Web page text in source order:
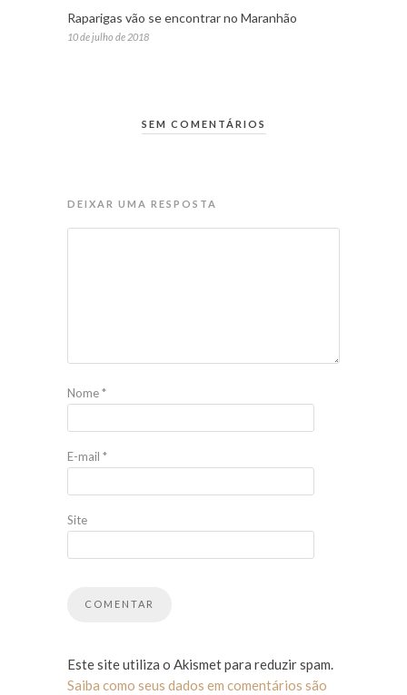
Raparigas vão se encontrar no Maranhão
10 de julho de 2018
SEM COMENTÁRIOS
DEIXAR UMA RESPOSTA
Nome*
E-mail *
Site
Este site utiliza o Akismet para reduzir spam.
Saiba como seus dados em comentários são